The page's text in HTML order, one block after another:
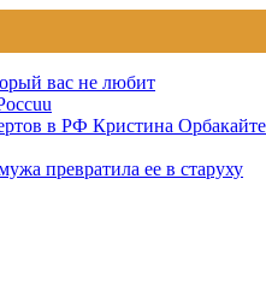
вас не любит
в РФ Кристина
превратила ее в старуху